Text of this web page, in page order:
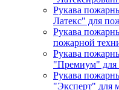
Рукава
Латекс" для
Рукава
пожарной
Рукава
"Премиум" для
Рукава
"Эксперт" для